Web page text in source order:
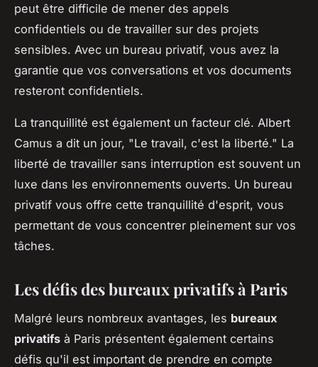
peut être difficile de mener des appels
confidentiels ou de travailler sur des projets
sensibles. Avec un bureau privatif, vous avez la
garantie que vos conversations et vos documents
resteront confidentiels.
La tranquillité est également un facteur clé. Albert
Camus a dit un jour, "Le travail, c'est la liberté." La
liberté de travailler sans interruption est souvent un
luxe dans les environnements ouverts. Un bureau
privatif vous offre cette tranquillité d'esprit, vous
permettant de vous concentrer pleinement sur vos
tâches.
Les défis des bureaux privatifs à Paris
Malgré leurs nombreux avantages, les bureaux
privatifs à Paris présentent également certains
défis qu'il est important de prendre en compte